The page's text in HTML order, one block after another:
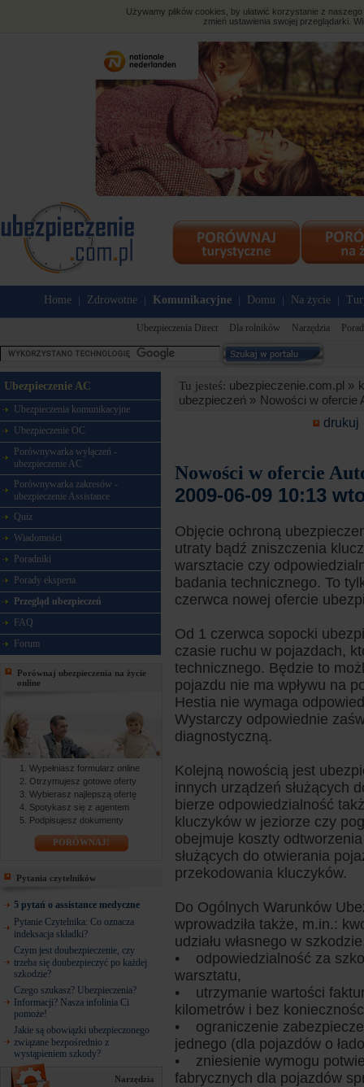
Używamy plików cookies, by ułatwić korzystanie z
zmień ustawienia swojej przeglądarki.
Home Zdrowotne Komunikacyjne Domu Na życie
Ubezpieczenia Direct Dla rolników Narzędzia
Ubezpieczenie AC
Ubezpieczenia komunikacyjne
Ubezpieczenie OC
Porównywarka wyłączeń -
ubezpieczenie AC
Porównywarka zakresów -
ubezpieczenie Assistance
Quiz
Wiadomości
Poradniki
Porady eksperta
Przegląd ubezpieczeń
FAQ
Forum
Porównaj ubezpieczenia na życie
online
Wypełniasz formularz online
Otrzymujesz gotowe oferty
Wybierasz najlepszą ofertę
Spotykasz się z agentem
Podpisujesz dokumenty
PORÓWNAJ!
Pytania czytelników
5 pytań o assistance medyczne
Pytanie Czytelnika: Co oznacza
indeksacja składki?
Czym jest doubezpieczenie, czy
trzeba się doubezpieczyć po każdej
szkodzie?
Czego szukasz? Ubezpieczenia?
Informacji? Nasza infolinia Ci
pomoże!
Jakie są obowiązki ubezpieczonego
związane bezpośrednio z
wystąpieniem szkody?
Narzędzia
Tu jesteś: ubezpieczenie.com.pl »
ubezpieczeń » Nowości w ofercie
drukuj
Nowości w ofercie
2009-06-09 10:13
Objęcie ochroną
utraty bądź zniszczenia
warsztacie czy
badania technicznego. To
czerwca nowej ofercie
Od 1 czerwca sopocki
czasie ruchu w pojazdach,
technicznego. Będzie to
pojazdu nie ma wpływu na
Hestia nie wymaga
Wystarczy odpowiednie
diagnostyczną.
Kolejną nowością jest
innych urządzeń służących
bierze odpowiedzialność
kluczyków w jeziorze czy
obejmuje koszty
służących do otwierania
przekodowania kluczyków.
Do Ogólnych Warunków
wprowadziła także, m.in.:
udziału własnego w
• odpowiedzialność za
warsztatu,
• utrzymanie wartości
kilometrów i bez
• ograniczenie
jednego (dla pojazdów o
• zniesienie wymogu
fabrycznych dla pojazdów